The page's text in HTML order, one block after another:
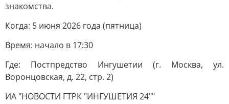
знакомства.
Когда: 5 июня 2026 года (пятница)
Время: начало в 17:30
Где: Постпредство Ингушетии (г. Москва, ул.
Воронцовская, д. 22, стр. 2)
ИА "НОВОСТИ ГТРК "ИНГУШЕТИЯ 24""